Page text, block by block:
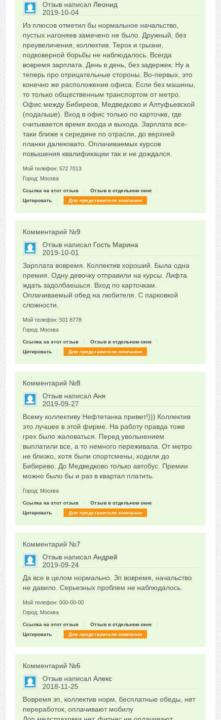
Отзыв написал Леонид
2019-10-04
0
Сказать друзьям об отзыве
Из плюсов отметил бы нормальное начальство,
пустых нагоняев замечено не было. Дружный, без
преувеличения, коллектив. Терок и грызни,
подковерной борьбы не наблюдалось. Всегда
вовремя зарплата. День в день, без задержек. Ну а
теперь про отрицательные стороны. Во-первых, это
конечно же расположение офиса. Если без машины,
то только общественным транспортом от метро.
Офис между Бибиреов, Медведково и Алтуфьевской
(подальше). Вход в офис только по карточке, где
считывается время входа и выхода. Зарплата все-
таки ближе к середине по отрасли, до верхней
планки далековато. Оплачиваемых курсов
повышения квалификации так и не дождался.
Мой телефон: 572 7013
Город: Москва
Ссылка на этот отзыв
Отзыв в отдельном окне
Цитировать
Для представителя компании
Комментарий №9
Отзыв написал Гость Марина
2019-10-01
0
Сказать друзьям об отзыве
Зарплата вовремя. Коллектив хороший. Была одна
премия. Одну девочку отправили на курсы. Лифта
ждать задолбаешься. Вход по карточкам.
Оплачиваемый обед на любителя. С парковкой
сложности.
Мой телефон: 501 8778
Город: Москва
Ссылка на этот отзыв
Отзыв в отдельном окне
Цитировать
Для представителя компании
Комментарий №8
Отзыв написал Аня
2019-09-27
0
Сказать друзьям об отзыве
Всему коллективу Нефтетанка привет!))) Коллектив
это лучшее в этой фирме. На работу правда тоже
грех было жаловаться. Перед увольнением
выплатили все, а то немного переживала. От метро
не близко, хотя были спортсмены, ходили до
Бибирево. До Медведково только автобус. Премии
можно было бы и раз в квартал платить.
Город: Москва
Ссылка на этот отзыв
Отзыв в отдельном окне
Цитировать
Для представителя компании
Комментарий №7
Отзыв написал Андрей
2019-09-24
0
Сказать друзьям об отзыве
Да все в целом нормально. Зп вовремя, начальство
не давило. Серьезных проблем не наблюдалось.
Мой телефон: 000-00-00
Город: Москва
Ссылка на этот отзыв
Отзыв в отдельном окне
Цитировать
Для представителя компании
Комментарий №6
Отзыв написал Алекс
2018-11-25
0
Сказать друзьям об отзыве
Вовремя зп, коллектив норм, бесплатные обеды, нет
переработок, оплачивают мобилу